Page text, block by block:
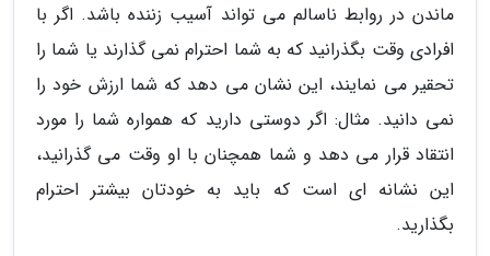
ماندن در روابط ناسالم می تواند آسیب زننده باشد. اگر با
افرادی وقت بگذرانید که به شما احترام نمی گذارند یا شما را
تحقیر می نمایند، این نشان می دهد که شما ارزش خود را
نمی دانید. مثال: اگر دوستی دارید که همواره شما را مورد
انتقاد قرار می دهد و شما همچنان با او وقت می گذرانید،
این نشانه ای است که باید به خودتان بیشتر احترام
بگذارید.